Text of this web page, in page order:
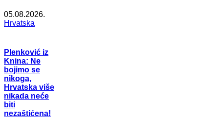
05.08.2026.
Hrvatska
Plenković iz
Knina: Ne
bojimo se
nikoga,
Hrvatska više
nikada neće
biti
nezaštićena!